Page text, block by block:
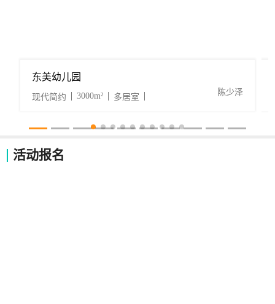
东美幼儿园
现代简约 3000m² 多居室
陈少泽
活动报名